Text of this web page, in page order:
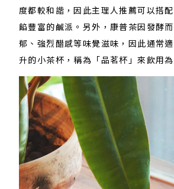
度都較和諧，因此主理人推薦可以搭
餡豐富的鹹派。另外，康普茶因發酵
郁、強烈醋感等味覺滋味，因此通常
升的小茶杯，稱為「品茗杯」來飲用為